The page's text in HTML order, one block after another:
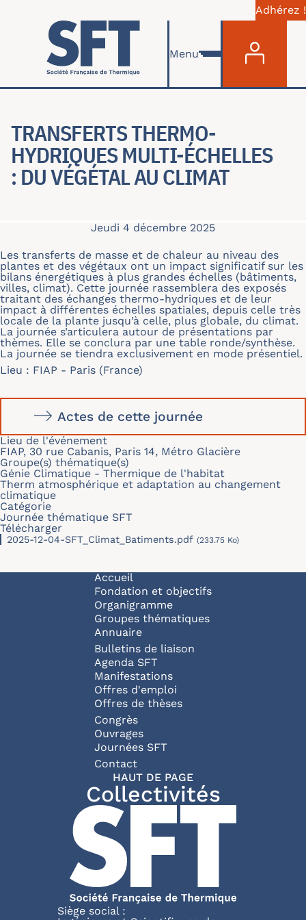
Aller au contenu principal
Adhérez !
Menu
TRANSFERTS THERMO-
HYDRIQUES MULTI-ÉCHELLES
: DU VÉGÉTAL AU CLIMAT
Jeudi 4 décembre 2025
Les transferts de masse et de chaleur au niveau des
plantes et des végétaux ont un impact significatif sur les
bilans énergétiques à plus grandes échelles (bâtiments,
villes, climat). Cette journée rassemblera des exposés
traitant des échanges thermo-hydriques et de leur
impact à différentes échelles spatiales, depuis celle très
locale de la plante jusqu’à celle, plus globale, du climat.
La journée s’articulera autour de présentations par
thèmes. Elle se conclura par une table ronde/synthèse.
La journée se tiendra exclusivement en mode présentiel.
Lieu : FIAP - Paris (France)
Actes de cette journée
Lieu de l'événement
FIAP, 30 rue Cabanis, Paris 14, Métro Glacière
Groupe(s) thématique(s)
Génie Climatique - Thermique de l'habitat
Therm atmosphérique et adaptation au changement
climatique
Catégorie
Journée thématique SFT
Télécharger
2025-12-04-SFT_Climat_Batiments.pdf (233.75 Ko)
Navigation principale
Accueil
Fondation et objectifs
Organigramme
Groupes thématiques
Annuaire
Bulletins de liaison
Agenda SFT
Manifestations
Offres d'emploi
Offres de thèses
Congrès
Ouvrages
Journées SFT
Pied de page
Contact
HAUT DE PAGE
Collectivités
Siège social :